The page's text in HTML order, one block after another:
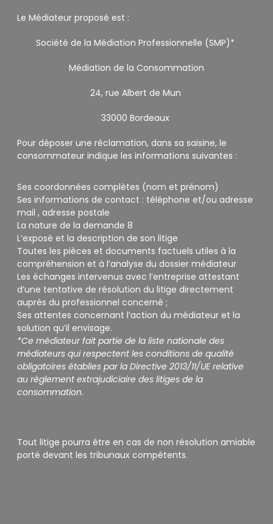
Le Médiateur proposé est :
Société de la Médiation Professionnelle (SMP)*
Médiation de la Consommation
24, rue Albert de Mun
33000 Bordeaux
Pour déposer une réclamation, dans sa saisine, le
consommateur indique les informations suivantes :
Ses coordonnées complètes (nom et prénom)
Ses informations de contact : téléphone et/ou adresse
mail , adresse postale
La nature de la demande 8
L’exposé et la description de son litige
Toutes les pièces et documents factuels utiles à la
compréhension et à l’analyse du dossier médiateur
Les échanges intervenus avec l’entreprise attestant
d’une tentative de résolution du litige directement
auprès du professionnel concerné ;
Ses attentes concernant l’action du médiateur et la
solution qu’il envisage.
*Ce médiateur fait partie de la liste nationale des
médiateurs qui respectent les conditions de qualité
obligatoires établies par la Directive 2013/11/UE relative
au règlement extrajudiciaire des litiges de la
consommation.
Tout litige pourra être en cas de non résolution amiable
porté devant les tribunaux compétents.